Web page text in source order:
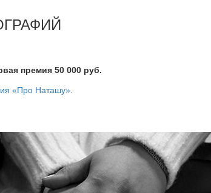
премия 50 000 руб.
«Про Наташу»